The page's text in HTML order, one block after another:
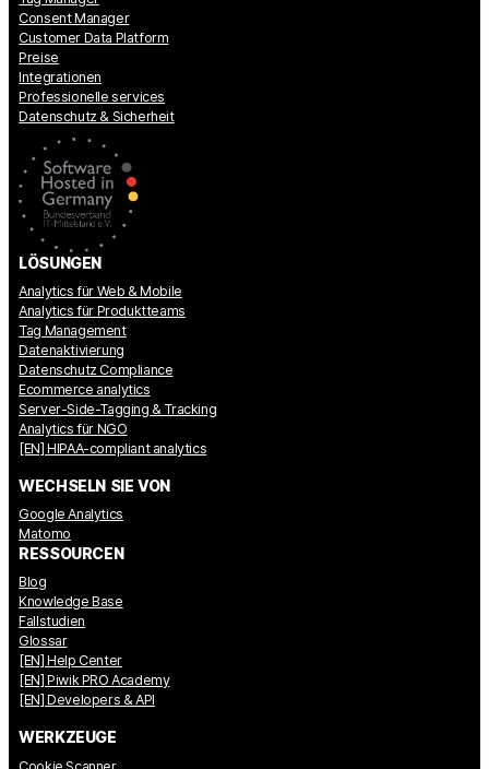
Consent Manager
Customer Data Platform
Preise
Integrationen
Professionelle services
Datenschutz & Sicherheit
LÖSUNGEN
Analytics für Web & Mobile
Analytics für Produktteams
Tag Management
Datenaktivierung
Datenschutz Compliance
Ecommerce analytics
Server-Side-Tagging & Tracking
Analytics für NGO
[EN] HIPAA-compliant analytics
WECHSELN SIE VON
Google Analytics
Matomo
RESSOURCEN
Blog
Knowledge Base
Fallstudien
Glossar
[EN] Help Center
[EN] Piwik PRO Academy
[EN] Developers & API
WERKZEUGE